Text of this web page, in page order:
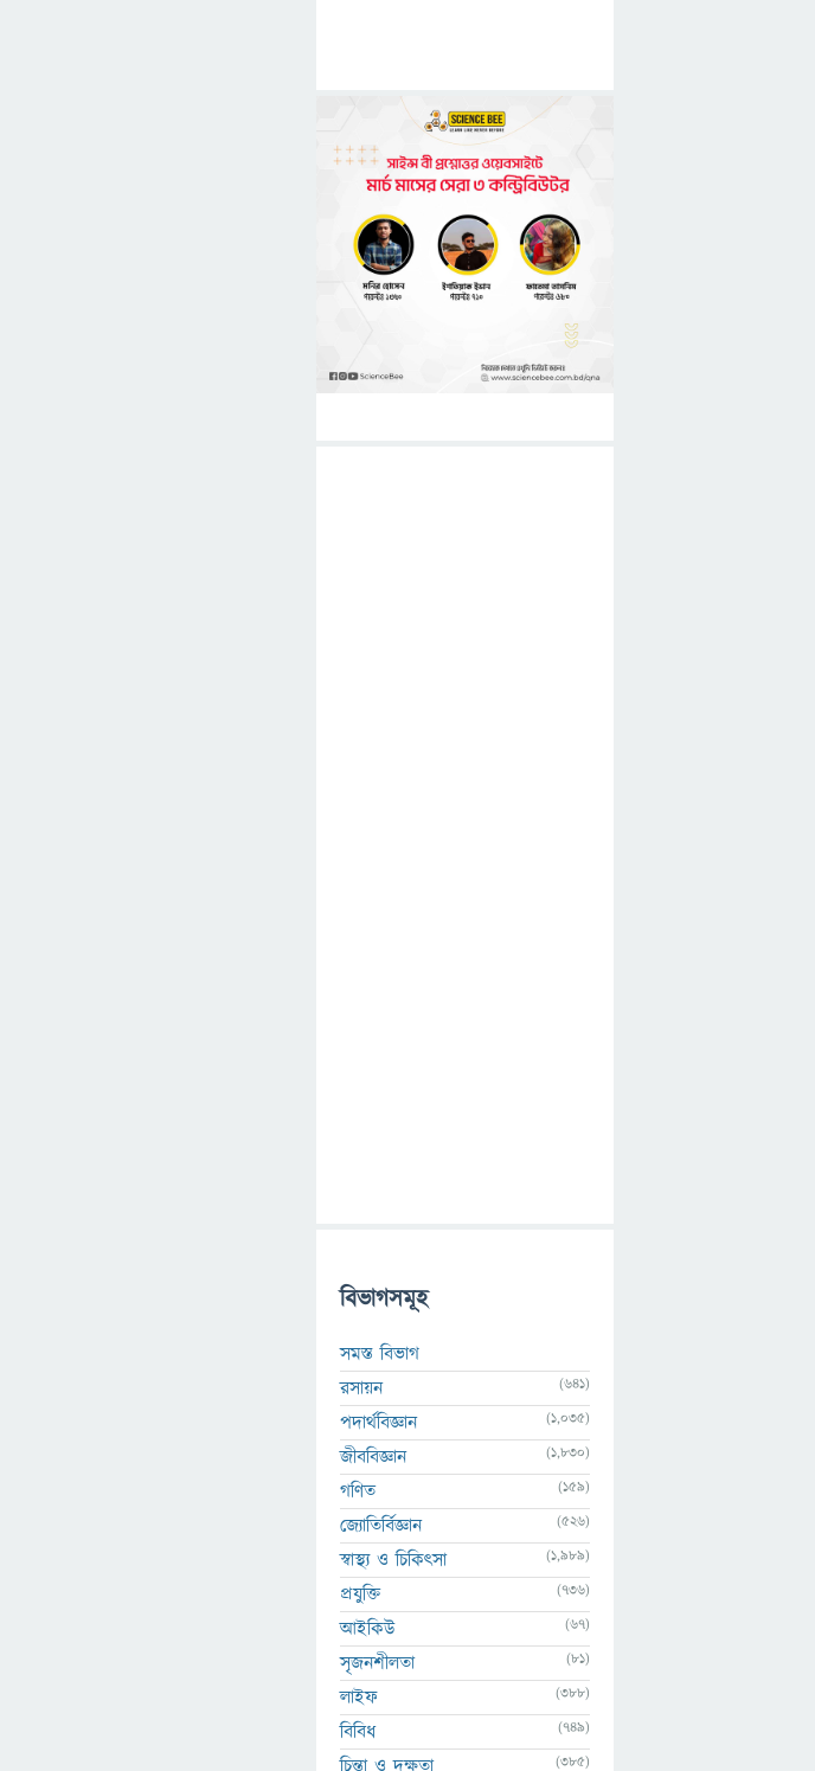
বিভাগসমূহ
সমস্ত বিভাগ
রসায়ন
(641)
পদার্থবিজ্ঞান (1,035)
জীববিজ্ঞান (1,830)
গণিত (159)
জ্যোতির্বিজ্ঞান (526)
স্বাস্থ্য ও চিকিৎসা (1,989)
প্রযুক্তি (736)
আইকিউ (67)
সৃজনশীলতা (81)
লাইফ (388)
বিবিধ (749)
চিন্তা ও দক্ষতা (385)